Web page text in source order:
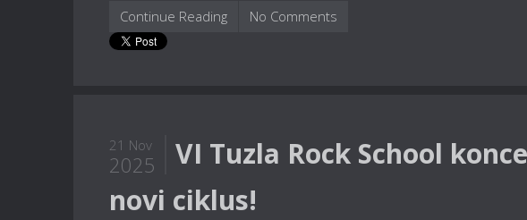
Continue Reading No Comments
21 Nov
2025
VI Tuzla Rock School
novi ciklus!